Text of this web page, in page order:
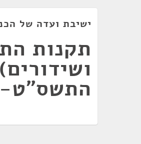
ישיבת ועדה של הכנסת ה-18
תקנות
התשס"ט-2009